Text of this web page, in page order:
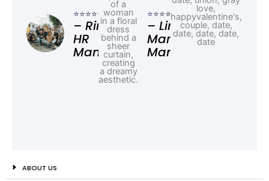
⭐⭐⭐⭐⭐
– Rina,
HR
Manager
⭐⭐⭐⭐⭐
– Linda,
Marketing
Manager
ABOUT US